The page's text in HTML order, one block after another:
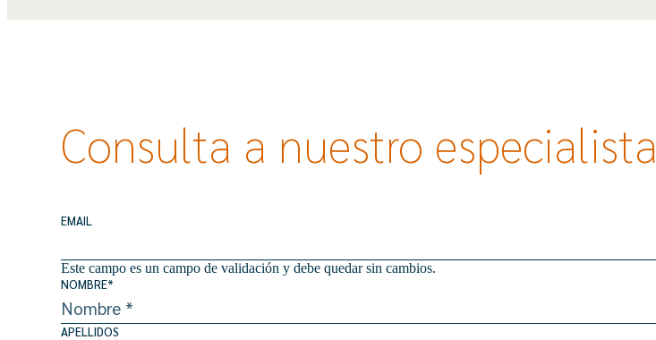
Consulta a nuestro especialista​​
EMAIL
Este campo es un campo de validación y debe quedar sin cambios.
NOMBRE*
APELLIDOS